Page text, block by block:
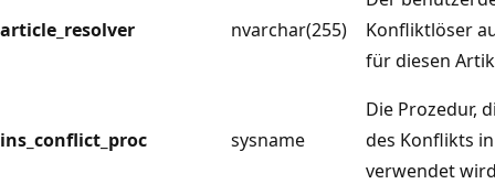
article_resolver nvarchar(255)
Konfliktlöser
für diesen
ins_conflict_proc sysname
Die Prozedur,
des Konflikts
verwendet